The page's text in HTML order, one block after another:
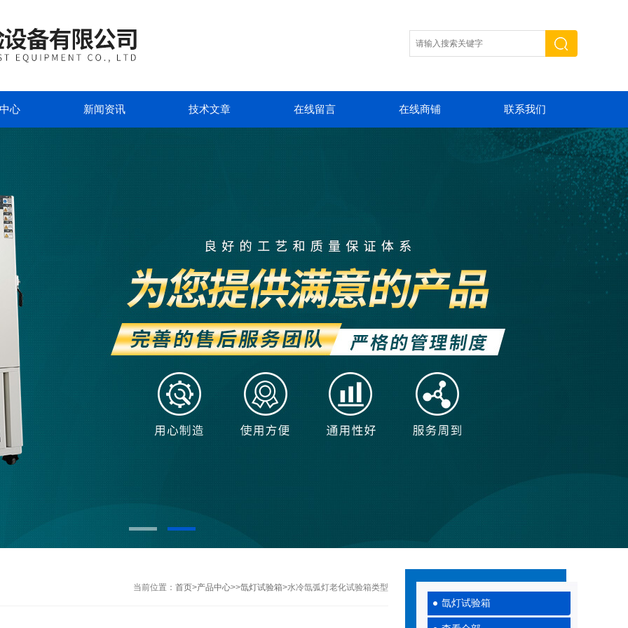
心 新闻资讯 技术文章 在线留言 在线商铺 联系我们
氙灯试验箱
当前位置： 首页>产品中心>>氙灯试验箱>水冷氙弧灯老化试验箱类型